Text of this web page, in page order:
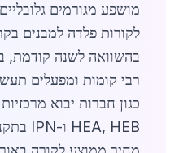
מושפע מגורמים
בהשוואה לשנה קודמת,
רבי קומות ומפעלים
כגון חברות יבוא